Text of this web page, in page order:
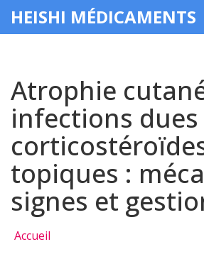
HEISHI MÉDICAMENTS
Atrophie
infections
topiques :
signes et
Accueil